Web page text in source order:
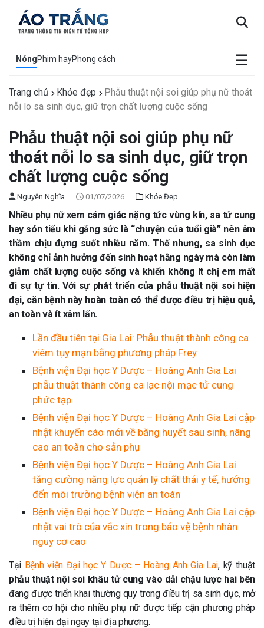
NóngPhim hayPhong cách ☰
×
Trang chủ Khỏe đẹp
Phẫu thuật nội soi giúp phụ nữ thoát
nỗi lo sa sinh dục, giữ trọn chất lượng cuộc sống
Phẫu thuật nội soi giúp phụ nữ
thoát nỗi lo sa sinh dục, giữ trọn
chất lượng cuộc sống
Nguyễn Nghĩa 01/07/2026 Khỏe Đẹp
Nhiều phụ nữ xem cảm giác nặng tức vùng kín, sa tử cung
hay són tiểu khi gắng sức là “chuyện của tuổi già” nên âm
thầm chịu đựng suốt nhiều năm. Thế nhưng, sa sinh dục
không chỉ ảnh hưởng đến sinh hoạt hằng ngày mà còn làm
giảm chất lượng cuộc sống và khiến không ít chị em mất
đi sự tự tin. Với sự phát triển của phẫu thuật nội soi hiện
đại, căn bệnh này hoàn toàn có thể được điều trị hiệu quả,
an toàn và ít xâm lấn.
Lần đầu tiên tại Gia Lai: Phẫu thuật thành công ca
viêm tụy mạn bằng phương pháp Frey
Bệnh viện Đại học Y Dược – Hoàng Anh Gia Lai
phẫu thuật thành công ca lạc nội mạc tử cung
phức tạp
Bệnh viện Đại học Y Dược – Hoàng Anh Gia Lai cập
nhật khuyến cáo mới về băng huyết sau sinh, nâng
cao an toàn cho sản phụ
Bệnh viện Đại học Y Dược – Hoàng Anh Gia Lai
tăng cường năng lực quản lý chất thải y tế, hướng
đến môi trường bệnh viện an toàn
Bệnh viện Đại học Y Dược – Hoàng Anh Gia Lai cập
nhật vai trò của vắc xin trong bảo vệ bệnh nhân
nguy cơ cao
Tại Bệnh viện Đại học Y Dược – Hoàng Anh Gia Lai, kỹ thuật
phẫu thuật nội soi khâu tử cung vào dải chậu lược hai bên
đang được triển khai thường quy trong điều trị sa sinh dục, mở
ra thêm cơ hội cho nhiều phụ nữ được tiếp cận phương pháp
điều trị hiện đại ngay tại địa phương.